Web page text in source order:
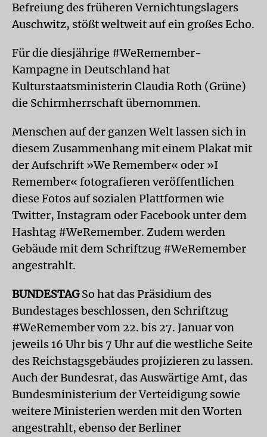
Befreiung des früheren Vernichtungslagers
Auschwitz, stößt weltweit auf ein großes Echo.
Für die diesjährige #WeRemember-
Kampagne in Deutschland hat
Kulturstaatsministerin Claudia Roth (Grüne)
die Schirmherrschaft übernommen.
Menschen auf der ganzen Welt lassen sich in
diesem Zusammenhang mit einem Plakat mit
der Aufschrift »We Remember« oder »I
Remember« fotografieren veröffentlichen
diese Fotos auf sozialen Plattformen wie
Twitter, Instagram oder Facebook unter dem
Hashtag #WeRemember. Zudem werden
Gebäude mit dem Schriftzug #WeRemember
angestrahlt.
BUNDESTAGSo hat das Präsidium des
Bundestages beschlossen, den Schriftzug
#WeRemember vom 22. bis 27. Januar von
jeweils 16 Uhr bis 7 Uhr auf die westliche Seite
des Reichstagsgebäudes projizieren zu lassen.
Auch der Bundesrat, das Auswärtige Amt, das
Bundesministerium der Verteidigung sowie
weitere Ministerien werden mit den Worten
angestrahlt, ebenso der Berliner